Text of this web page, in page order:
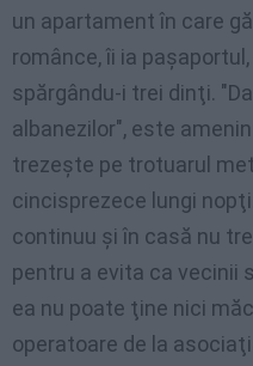
un apartament în care
românce, îi ia
spărgându-i trei dinţi.
albanezilor", este
trezeşte pe trotuarul
cincisprezece lungi
continuu şi în casă nu
pentru a evita ca vecinii
ea nu poate ţine nici
operatoare de la